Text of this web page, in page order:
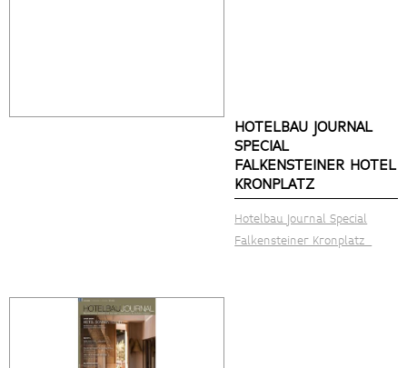
HOTELBAU JOURNAL
SPECIAL
FALKENSTEINER HOTEL
KRONPLATZ
Hotelbau Journal Special
Falkensteiner Kronplatz